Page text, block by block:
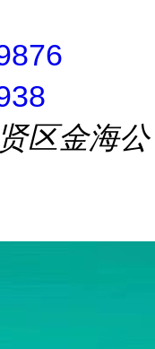
区金海公